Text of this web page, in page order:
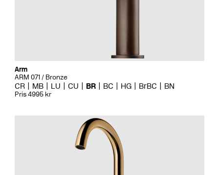
Arm
ARM 071 / Bronze
CR MB LU CU BR BC HG BrBC BN
Pris 4995 kr